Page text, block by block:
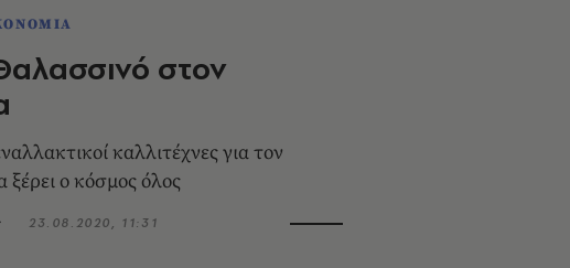
στον
καλλιτέχνες για τον
ξέρει ο κόσμος όλος
23.08.2020, 11:31